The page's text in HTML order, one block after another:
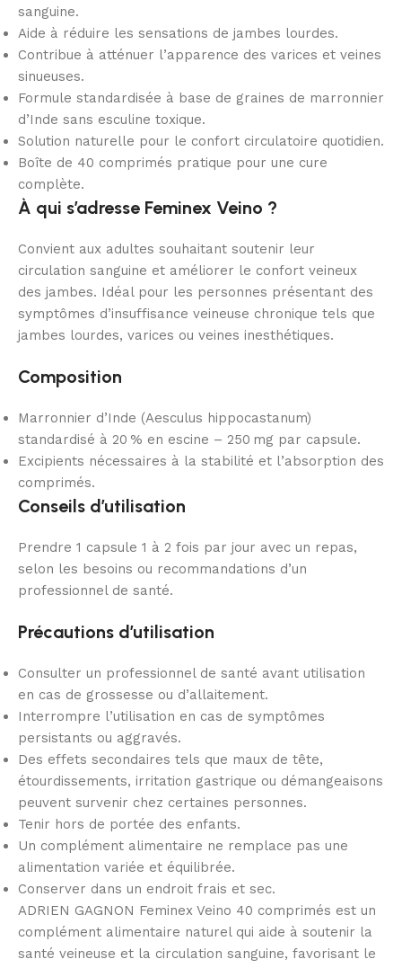
sanguine.
Aide à réduire les sensations de jambes lourdes.
Contribue à atténuer l’apparence des varices et veines
sinueuses.
Formule standardisée à base de graines de marronnier
d’Inde sans esculine toxique.
Solution naturelle pour le confort circulatoire quotidien.
Boîte de 40 comprimés pratique pour une cure
complète.
À qui s’adresse Feminex Veino ?
Convient aux adultes souhaitant soutenir leur
circulation sanguine et améliorer le confort veineux
des jambes. Idéal pour les personnes présentant des
symptômes d’insuffisance veineuse chronique tels que
jambes lourdes, varices ou veines inesthétiques.
Composition
Marronnier d’Inde (Aesculus hippocastanum)
standardisé à 20 % en escine – 250 mg par capsule.
Excipients nécessaires à la stabilité et l’absorption des
comprimés.
Conseils d’utilisation
Prendre 1 capsule 1 à 2 fois par jour avec un repas,
selon les besoins ou recommandations d’un
professionnel de santé.
Précautions d’utilisation
Consulter un professionnel de santé avant utilisation
en cas de grossesse ou d’allaitement.
Interrompre l’utilisation en cas de symptômes
persistants ou aggravés.
Des effets secondaires tels que maux de tête,
étourdissements, irritation gastrique ou démangeaisons
peuvent survenir chez certaines personnes.
Tenir hors de portée des enfants.
Un complément alimentaire ne remplace pas une
alimentation variée et équilibrée.
Conserver dans un endroit frais et sec.
ADRIEN GAGNON Feminex Veino 40 comprimés est un
complément alimentaire naturel qui aide à soutenir la
santé veineuse et la circulation sanguine, favorisant le